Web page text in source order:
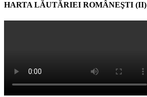
HARTA LĂUTĂRIEI ROMÂNEŞTI (II)